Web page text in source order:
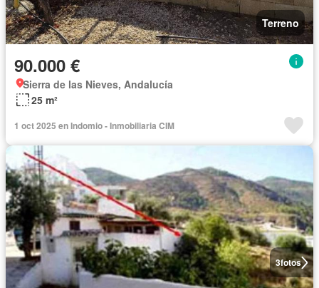
Terreno
90.000 €
Sierra de las Nieves, Andalucía
25 m²
1 oct 2025 en Indomio - Inmobiliaria CIM
3fotos